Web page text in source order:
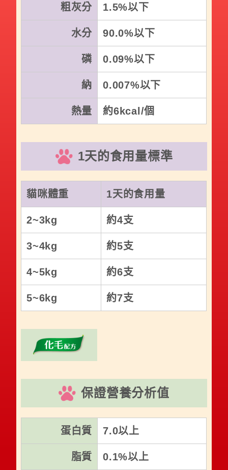
粗灰分 1.5%以下
水分 90.0%以下
磷 0.09%以下
納 0.007%以下
熱量 約6kcal/個
1天的食用量標準
貓咪體重 1天的食用量
2~3kg 約4支
3~4kg 約5支
4~5kg 約6支
5~6kg 約7支
保證營養分析值
蛋白質 7.0以上
脂質 0.1%以上